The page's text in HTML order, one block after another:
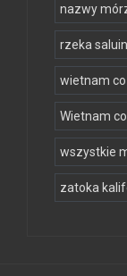
nazwy
rzeka saluin
wietnam
Wietnam
wszystkie
zatoka